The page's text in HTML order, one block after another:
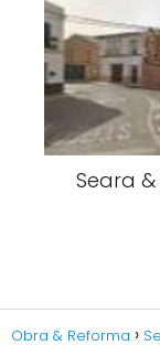
Seara &
Obra & Reforma